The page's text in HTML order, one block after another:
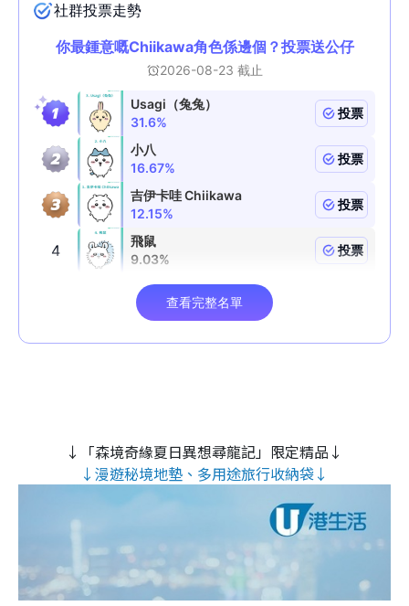
↓「森境奇緣夏日異想尋龍記」限定精品↓
↓漫遊秘境地墊、多用途旅行收納袋↓